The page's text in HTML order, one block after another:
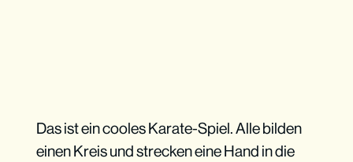
Das ist ein cooles Karate-Spiel. Alle bilden
einen Kreis und strecken eine Hand in die